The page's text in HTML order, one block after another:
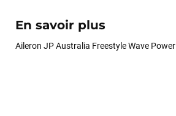
En savoir plus
Aileron JP Australia Freestyle Wave